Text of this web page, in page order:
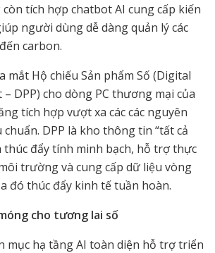
tích hợp chatbot AI cung cấp kiến
người dùng dễ dàng quản lý các
carbon.
mắt Hộ chiếu Sản phẩm Số (Digital
DPP) cho dòng PC thương mại của
tích hợp vượt xa các các nguyên
DPP là kho thông tin “tất cả
đẩy tính minh bạch, hỗ trợ thực
trường và cung cấp dữ liệu vòng
đó thúc đẩy kinh tế tuần hoàn.
cho tương lai số
mục hạ tầng AI toàn diện hỗ trợ triển